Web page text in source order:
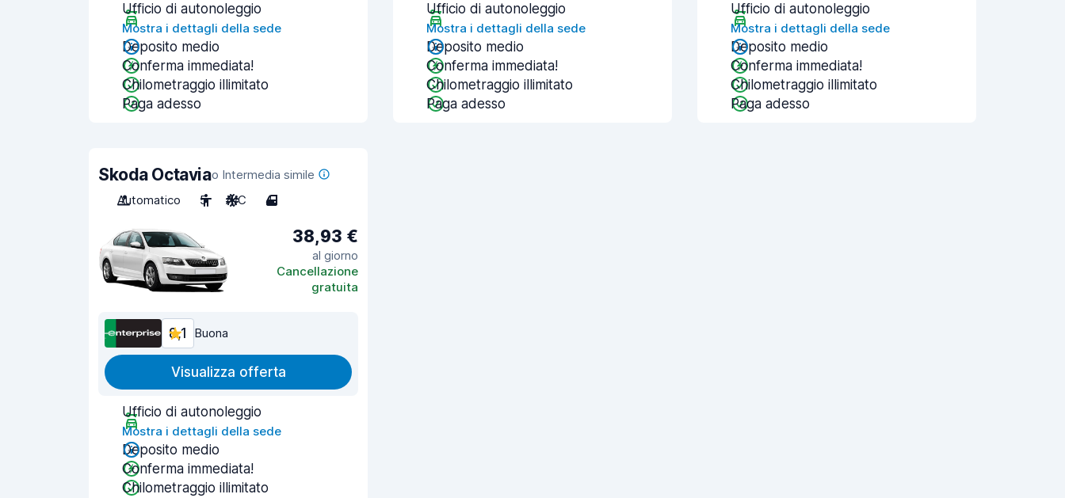
Ufficio di autonoleggio
Mostra i dettagli della sede
Deposito medio
Conferma immediata!
Chilometraggio illimitato
Paga adesso
Ufficio di autonoleggio
Mostra i dettagli della sede
Deposito medio
Conferma immediata!
Chilometraggio illimitato
Paga adesso
Ufficio di autonoleggio
Mostra i dettagli della sede
Deposito medio
Conferma immediata!
Chilometraggio illimitato
Paga adesso
Skoda Octaviao Intermedia simile
Automatico
5 A/C 4
38,93 €
al giorno
Cancellazione
gratuita
8,1 Buona
Visualizza offerta
Ufficio di autonoleggio
Mostra i dettagli della sede
Deposito medio
Conferma immediata!
Chilometraggio illimitato